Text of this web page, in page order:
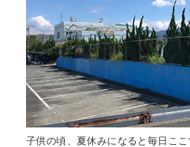
子供の頃、夏休みになると毎日こ